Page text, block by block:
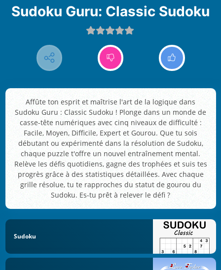
Sudoku Guru: Classic Sudoku
Affûte ton esprit et maîtrise l'art de la logique dans
Sudoku Guru : Classic Sudoku ! Plonge dans un monde de
casse-tête numériques avec cinq niveaux de difficulté :
Facile, Moyen, Difficile, Expert et Gourou. Que tu sois
débutant ou expérimenté dans la résolution de Sudoku,
chaque puzzle t'offre un nouvel entraînement mental.
Relève les défis quotidiens, gagne des trophées et suis tes
progrès grâce à des statistiques détaillées. Avec chaque
grille résolue, tu te rapproches du statut de gourou du
Sudoku. Es-tu prêt à relever le défi ?
Sudoku